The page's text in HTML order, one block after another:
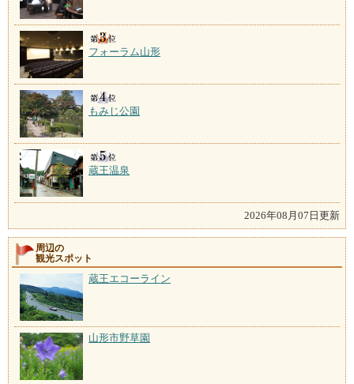
フォーラム山形
もみじ公園
蔵王温泉
2026年08月07日更新
周辺の
観光スポット
蔵王エコーライン
山形市野草園